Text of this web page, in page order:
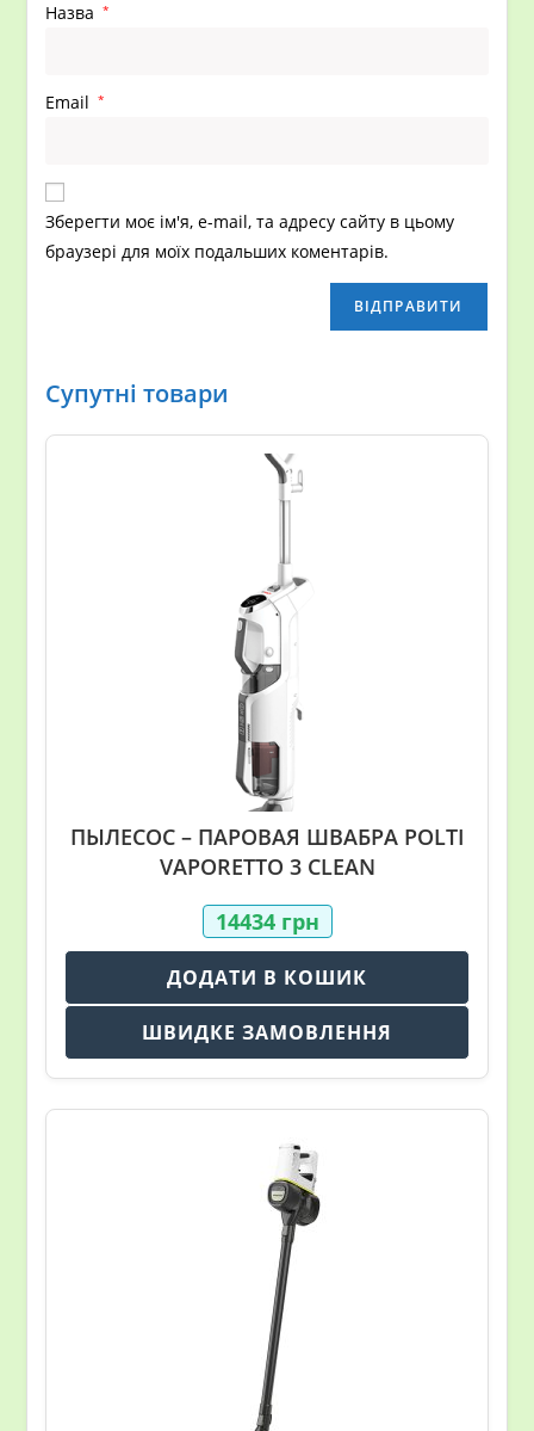
Назва *
Email *
Зберегти моє ім'я, e-mail, та адресу сайту в цьому
браузері для моїх подальших коментарів.
Супутні товари
ПЫЛЕСОС – ПАРОВАЯ ШВАБРА POLTI
VAPORETTO 3 CLEAN
14434 грн
ДОДАТИ В КОШИК
ШВИДКЕ ЗАМОВЛЕННЯ